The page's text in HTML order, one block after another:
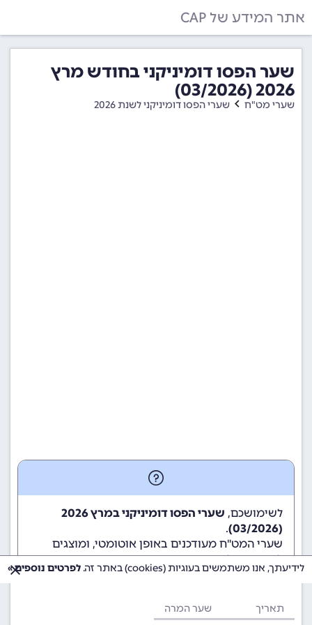
אתר המידע של CAP
שער הפסו דומיניקני בחודש מרץ
2026 (03/2026)
שערי מט"ח שערי הפסו דומיניקני לשנת 2026
לשימושכם,
שערי הפסו דומיניקני במרץ 2026
(03/2026)
.
שערי המט"ח מעודכנים באופן אוטומטי, ומוצגים
לשימוש גולשי ומשתמשי האתר.
תאריך שער המרה
לידיעתך, אנו משתמשים בעוגיות (cookies) באתר זה. לפרטים נוספים »